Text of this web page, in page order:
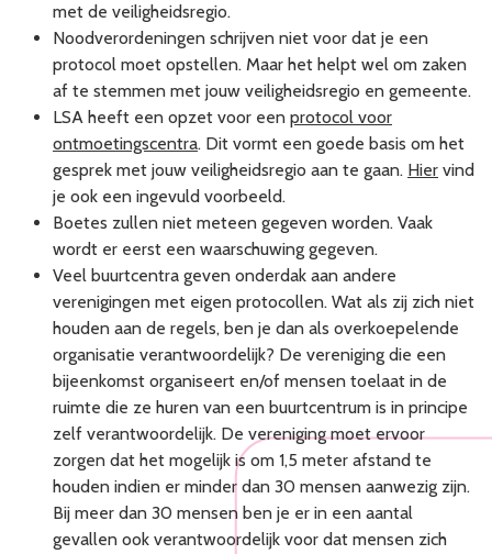
met de veiligheidsregio.
Noodverordeningen schrijven niet voor dat je een
protocol moet opstellen. Maar het helpt wel om zaken
af te stemmen met jouw veiligheidsregio en gemeente.
LSA heeft een opzet voor een protocol voor
ontmoetingscentra. Dit vormt een goede basis om het
gesprek met jouw veiligheidsregio aan te gaan. Hier vind
je ook een ingevuld voorbeeld.
Boetes zullen niet meteen gegeven worden. Vaak
wordt er eerst een waarschuwing gegeven.
Veel buurtcentra geven onderdak aan andere
verenigingen met eigen protocollen. Wat als zij zich niet
houden aan de regels, ben je dan als overkoepelende
organisatie verantwoordelijk? De vereniging die een
bijeenkomst organiseert en/of mensen toelaat in de
ruimte die ze huren van een buurtcentrum is in principe
zelf verantwoordelijk. De vereniging moet ervoor
zorgen dat het mogelijk is om 1,5 meter afstand te
houden indien er minder dan 30 mensen aanwezig zijn.
Bij meer dan 30 mensen ben je er in een aantal
gevallen ook verantwoordelijk voor dat mensen zich